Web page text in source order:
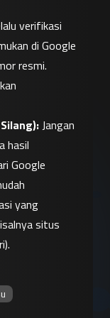
verifikasi
di Google
resmi.
Jangan
hasil
Google
yang
situs